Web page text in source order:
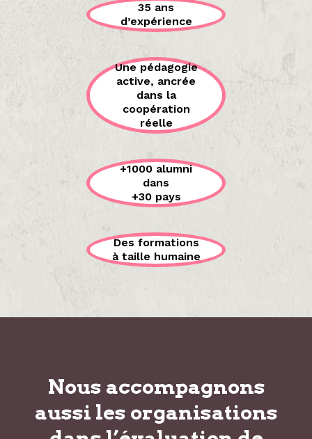
35 ans
d’expérience
Une pédagogie
active, ancrée
dans la
coopération
réelle
+1000 alumni
dans
+30 pays
Des formations
à taille humaine
Nous accompagnons
aussi les organisations